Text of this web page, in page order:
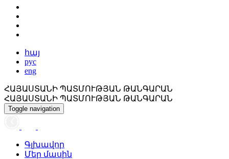
հայ
рус
eng
ՀԱՅԱՍՏԱՆԻ ՊԱՏՄՈՒԹՅԱՆ ԹԱՆԳԱՐԱՆ
ՀԱՅԱՍՏԱՆԻ ՊԱՏՄՈՒԹՅԱՆ ԹԱՆԳԱՐԱՆ
Toggle navigation
Գլխավոր
Մեր մասին